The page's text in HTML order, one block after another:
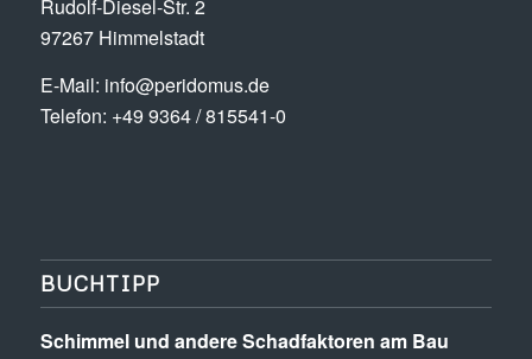
Rudolf-Diesel-Str. 2
97267 Himmelstadt
E-Mail: info@peridomus.de
Telefon: +49 9364 / 815541-0
BUCHTIPP
Schimmel und andere Schad­­faktoren am Bau